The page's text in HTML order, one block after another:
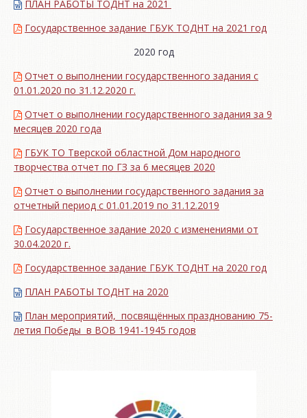
ПЛАН РАБОТЫ ТОДНТ на 2021
Государственное задание ГБУК ТОДНТ на 2021 год
2020 год
Отчет о выполнении государственного задания с
01.01.2020 по 31.12.2020 г.
Отчет о выполнении государственного задания за 9
месяцев 2020 года
ГБУК ТО Тверской областной Дом народного
творчества отчет по ГЗ за 6 месяцев 2020
Отчет о выполнении государственного задания за
отчетный период с 01.01.2019 по 31.12.2019
Государственное задание 2020 с изменениями от
30.04.2020 г.
Государственное задание ГБУК ТОДНТ на 2020 год
ПЛАН РАБОТЫ ТОДНТ на 2020
План мероприятий, посвящённых празднованию 75-
летия Победы в ВОВ 1941-1945 годов